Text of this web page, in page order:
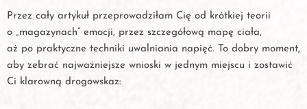
Przez cały artykuł przeprowadziłam Cię od krótkiej teorii
o „magazynach” emocji, przez szczegółową mapę ciała,
aż po praktyczne techniki uwalniania napięć. To dobry moment,
aby zebrać najważniejsze wnioski w jednym miejscu i zostawić
Ci klarowną drogowskaz: